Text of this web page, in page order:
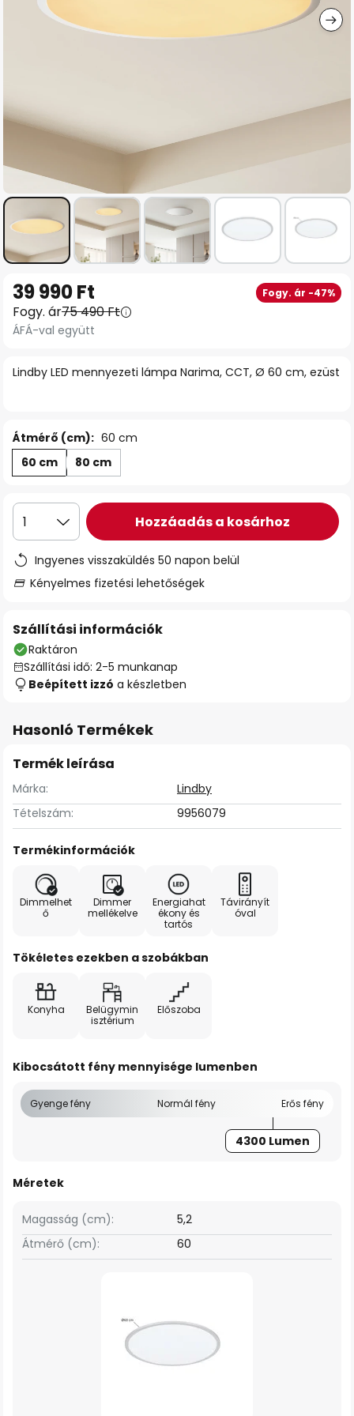
képgaléria
elejére
Lindby LED mennyezeti lámpa Narima, CCT, Ø 60 cm, ezüst
39 990 Ft Fogy. ár -47%
Fogy. ár75 490 Ft
ÁFÁ-val együtt
Átmérő (cm): 60 cm
60 cm
80 cm
1 Hozzáadás a kosárhoz
Ingyenes visszaküldés 50 napon belül
Kényelmes fizetési lehetőségek
Szállítási információk
Raktáron
Szállítási idő: 2-5 munkanap
Beépített izzó a készletben
Hasonló Termékek
Termék leírása
Márka:
Lindby
Tételszám:
9956079
Termékinformációk
Dimmelhet
ő
Dimmer
mellékelve
Energiahat
ékony és
tartós
Távirányít
óval
Tökéletes ezekben a szobákban
Konyha
Belügymin
isztérium
Előszoba
Kibocsátott fény mennyisége lumenben
Gyenge fény Normál fény Erős fény
4300 Lumen
Méretek
Magasság (cm):
5,2
Átmérő (cm):
60